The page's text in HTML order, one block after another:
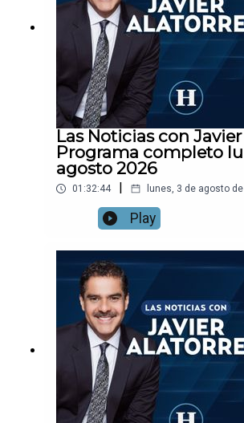
Las Noticias con
Programa completo
agosto 2026
01:32:44 lunes, 3 de agosto
Play